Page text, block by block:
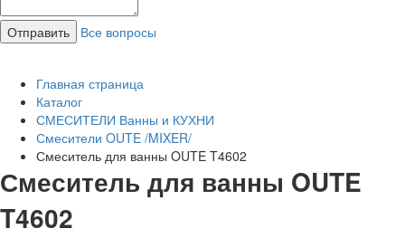
Все вопросы
Главная страница
Каталог
СМЕСИТЕЛИ Ванны и КУХНИ
Смесители OUTE /MIXER/
Смеситель для ванны OUTE T4602
Смеситель для ванны OUTE
T4602